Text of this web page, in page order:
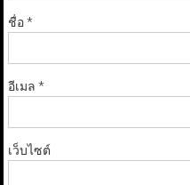
ชื่อ*
อีเมล *
เว็บไซต์